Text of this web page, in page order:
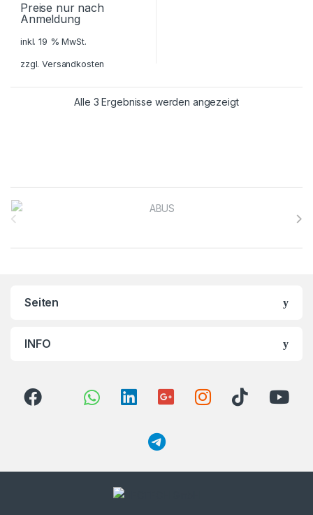
Preise nur nach
Anmeldung
inkl. 19 % MwSt.
zzgl.Versandkosten
Alle 3 Ergebnisse werden angezeigt
Brands Carousel
Seiten
INFO